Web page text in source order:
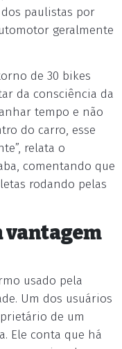
paulistas por
geralmente
de 30 bikes
da consciência da
tempo e não
do carro, esse
relata o
comentando que
rodando pelas
vantagem
usado pela
Um dos usuários
de um
Ele conta que há